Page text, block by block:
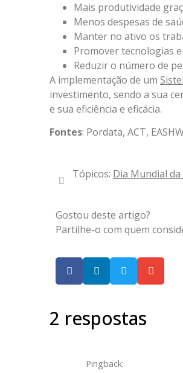
Mais produtividade
Menos despesas de
Manter no ativo os
Promover tecnologias
Reduzir o número de
A implementação de um
investimento, sendo a sua
e sua eficiência e eficácia.
Fontes: Pordata, ACT,
Tópicos: Dia Mundial
Gostou deste artigo?
Partilhe-o com quem
2 respostas
Pingback: